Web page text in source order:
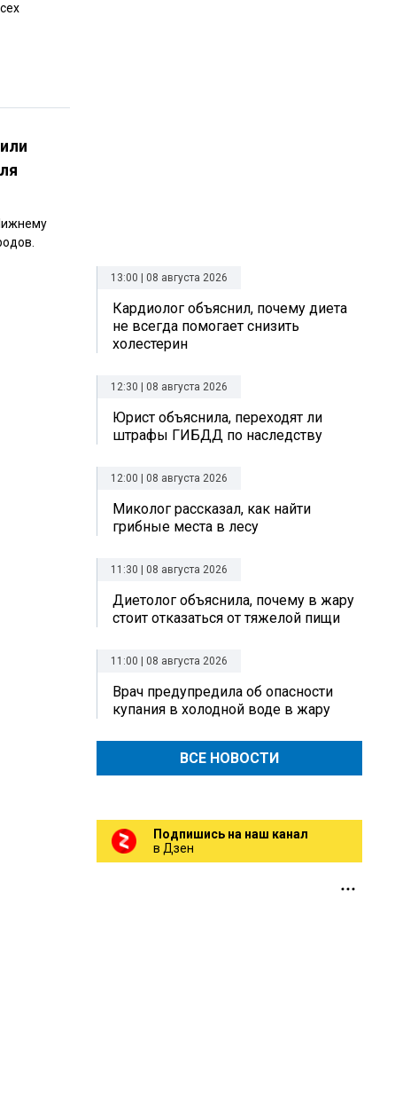
13:00 | 08 августа 2026
Кардиолог объяснил, почему диета
не всегда помогает снизить
холестерин
12:30 | 08 августа 2026
Юрист объяснила, переходят ли
штрафы ГИБДД по наследству
12:00 | 08 августа 2026
Миколог рассказал, как найти
грибные места в лесу
11:30 | 08 августа 2026
Диетолог объяснила, почему в жару
стоит отказаться от тяжелой пищи
11:00 | 08 августа 2026
Врач предупредила об опасности
купания в холодной воде в жару
ВСЕ НОВОСТИ
Подпишись на наш канал
в Дзен